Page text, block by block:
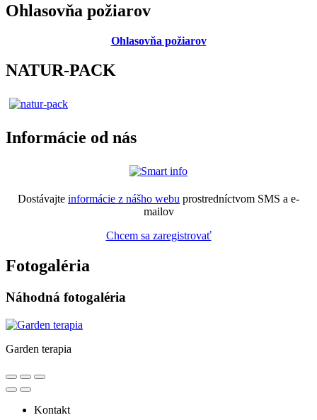
Ohlasovňa požiarov
Ohlasovňa požiarov
NATUR-PACK
Informácie od nás
Dostávajte informácie z nášho webu prostredníctvom SMS a e-
mailov
Chcem sa zaregistrovať
Fotogaléria
Náhodná fotogaléria
Garden terapia
Kontakt